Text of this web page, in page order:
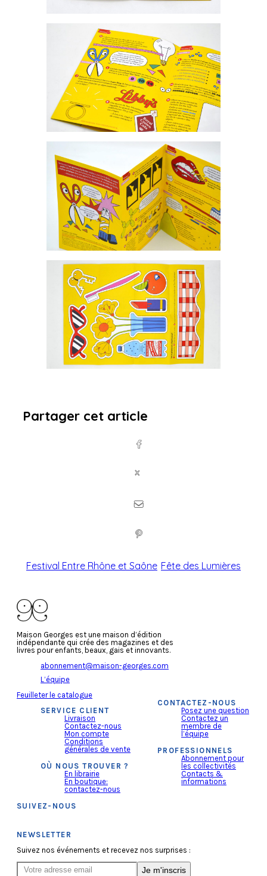
Partager cet article
Festival Entre Rhône et Saône Fête des Lumières
Maison Georges est une maison d’édition
indépendante qui crée des magazines et des
livres pour enfants, beaux, gais et innovants.
abonnement@maison-georges.com
L’équipe
Feuilleter le catalogue
SERVICE CLIENT
Livraison
Contactez-nous
Mon compte
Conditions
générales de vente
OÙ NOUS TROUVER ?
En librairie
En boutique:
contactez-nous
CONTACTEZ-NOUS
Posez une question
Contactez un
membre de
l’équipe
PROFESSIONNELS
Abonnement pour
les collectivités
Contacts &
informations
SUIVEZ-NOUS
NEWSLETTER
Suivez nos événements et recevez nos surprises :
Je m'inscris